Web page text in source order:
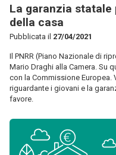
La garanzia statale
della casa
Pubblicata il 27/04/2021
Il PNRR (Piano Nazionale di
Mario Draghi alla Camera. Su
con la Commissione Europea.
riguardante i giovani e la
favore.